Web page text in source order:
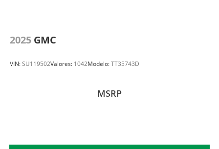
2025 GMC
VIN:SU119502Valores: 1042Modelo:TT35743D
MSRP